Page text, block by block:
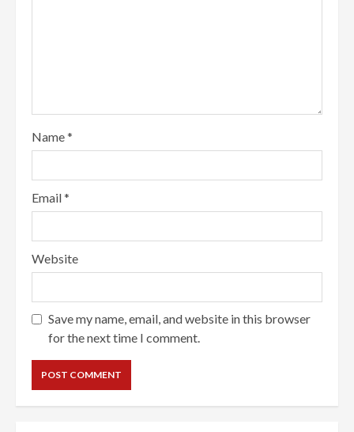
Name*
Email*
Website
Save my name, email, and website in this browser
for the next time I comment.